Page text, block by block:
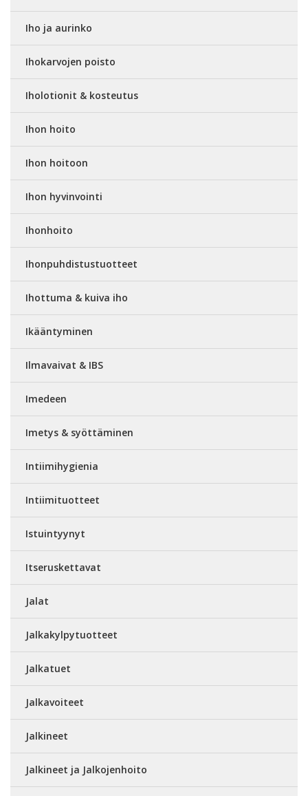
Iho ja aurinko
Ihokarvojen poisto
Iholotionit & kosteutus
Ihon hoito
Ihon hoitoon
Ihon hyvinvointi
Ihonhoito
Ihonpuhdistustuotteet
Ihottuma & kuiva iho
Ikääntyminen
Ilmavaivat & IBS
Imedeen
Imetys & syöttäminen
Intiimihygienia
Intiimituotteet
Istuintyynyt
Itseruskettavat
Jalat
Jalkakylpytuotteet
Jalkatuet
Jalkavoiteet
Jalkineet
Jalkineet ja Jalkojenhoito